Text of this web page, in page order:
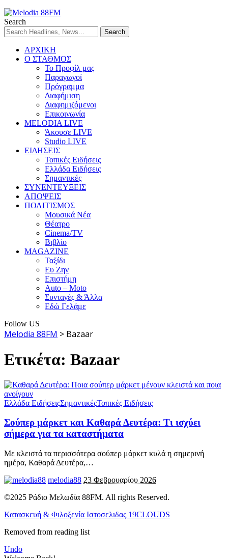
Search
ΑΡΧΙΚΗ
Ο ΣΤΑΘΜΟΣ
Το Προφίλ μας
Παραγωγοί
Πρόγραμμα
Διαφήμιση
Διαφημιζόμενοι
Επικοινωνία
MELODIA LIVE
Άκουσε LIVE
Studio LIVE
ΕΙΔΗΣΕΙΣ
Τοπικές Ειδήσεις
Ελλάδα Ειδήσεις
Σημαντικές
ΣΥΝΕΝΤΕΥΞΕΙΣ
ΑΠΟΨΕΙΣ
ΠΟΛΙΤΙΣΜΟΣ
Μουσικά Νέα
Θέατρο
Cinema/TV
Βιβλίο
MAGAZINE
Ταξίδι
Ευ Ζην
Επιστήμη
Auto – Moto
Συνταγές & Άλλα
Εδώ Γελάμε
Follow US
Melodia 88FM > Bazaar
Ετικέτα: Bazaar
Ελλάδα ΕιδήσειςΣημαντικέςΤοπικές Ειδήσεις
Σούπερ μάρκετ και Καθαρά Δευτέρα: Τι ισχύει
σήμερα για τα καταστήματα
Με κλειστά τα περισσότερα σούπερ μάρκετ κυλά η σημερινή
ημέρα, Καθαρά Δευτέρα,…
melodia88 23 Φεβρουαρίου 2026
©2025 Ράδιο Μελωδία 88FM. All rights Reserved.
Κατασκευή & Φιλοξενία Ιστοσελιδας 19CLOUDS
Removed from reading list
Undo